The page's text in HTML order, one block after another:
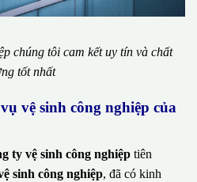
chúng tôi cam kết uy tín và chất
tốt nhất
vệ sinh công nghiệp của
ty vệ sinh công nghiệp tiên
sinh công nghiệp, đã có kinh